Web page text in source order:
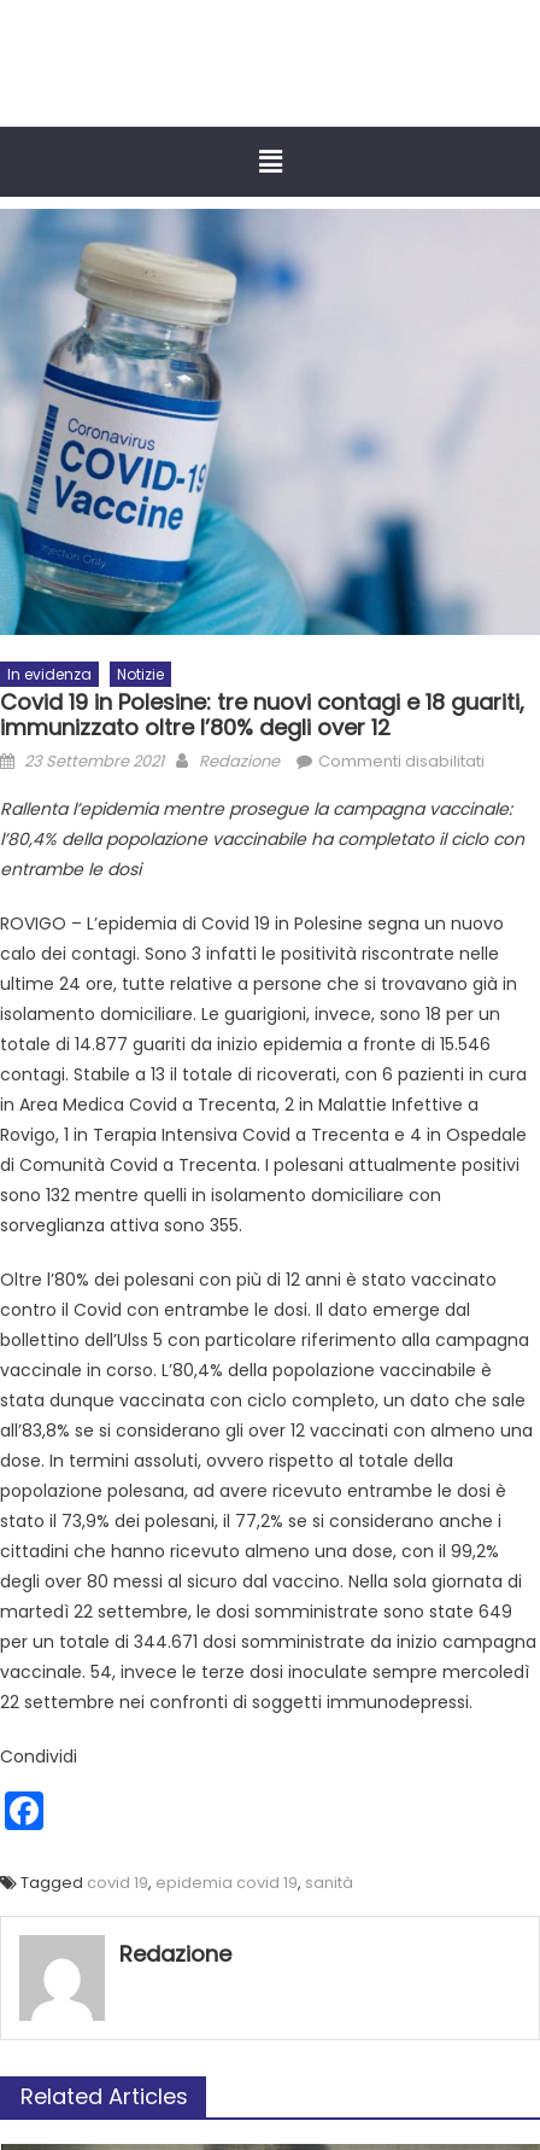
In evidenza Notizie
Covid 19 in Polesine: tre nuovi contagi e 18 guariti,
immunizzato oltre l’80% degli over 12
23 Settembre 2021 Redazione Commenti disabilitati
Rallenta l’epidemia mentre prosegue la campagna vaccinale:
l’80,4% della popolazione vaccinabile ha completato il ciclo con
entrambe le dosi
ROVIGO – L’epidemia di Covid 19 in Polesine segna un nuovo
calo dei contagi. Sono 3 infatti le positività riscontrate nelle
ultime 24 ore, tutte relative a persone che si trovavano già in
isolamento domiciliare. Le guarigioni, invece, sono 18 per un
totale di 14.877 guariti da inizio epidemia a fronte di 15.546
contagi. Stabile a 13 il totale di ricoverati, con 6 pazienti in cura
in Area Medica Covid a Trecenta, 2 in Malattie Infettive a
Rovigo, 1 in Terapia Intensiva Covid a Trecenta e 4 in Ospedale
di Comunità Covid a Trecenta. I polesani attualmente positivi
sono 132 mentre quelli in isolamento domiciliare con
sorveglianza attiva sono 355.
Oltre l’80% dei polesani con più di 12 anni è stato vaccinato
contro il Covid con entrambe le dosi. Il dato emerge dal
bollettino dell’Ulss 5 con particolare riferimento alla campagna
vaccinale in corso. L’80,4% della popolazione vaccinabile è
stata dunque vaccinata con ciclo completo, un dato che sale
all’83,8% se si considerano gli over 12 vaccinati con almeno una
dose. In termini assoluti, ovvero rispetto al totale della
popolazione polesana, ad avere ricevuto entrambe le dosi è
stato il 73,9% dei polesani, il 77,2% se si considerano anche i
cittadini che hanno ricevuto almeno una dose, con il 99,2%
degli over 80 messi al sicuro dal vaccino. Nella sola giornata di
martedì 22 settembre, le dosi somministrate sono state 649
per un totale di 344.671 dosi somministrate da inizio campagna
vaccinale. 54, invece le terze dosi inoculate sempre mercoledì
22 settembre nei confronti di soggetti immunodepressi.
Condividi
Tagged covid 19, epidemia covid 19, sanità
Redazione
Related Articles